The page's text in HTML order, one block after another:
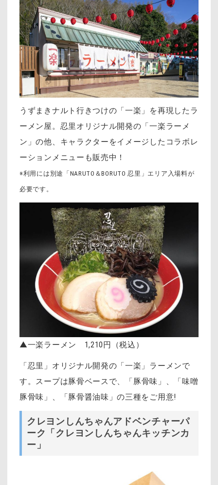
うずまきナルト行きつけの「一楽」を再現したラ
ーメン屋。忍里オリジナル開発の「一楽ラーメ
ン」の他、キャラクターをイメージしたコラボレ
ーションメニューも販売中！
※利用には別途「NARUTO＆BORUTO 忍里」エリア入場料が
必要です。
▲一楽ラーメン 1,210円（税込）
「忍里」オリジナル開発の「一楽」ラーメンで
す。 スープは豚骨ベースで、「豚骨味」、「味噌
豚骨味」、
「豚骨醤油味」の三種をご用意!
クレヨンしんちゃんアドベンチャーパ
ーク「クレヨンしんちゃんキッチンカ
ー」